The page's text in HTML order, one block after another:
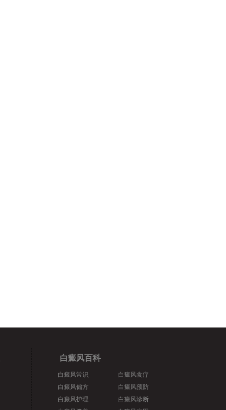
白癜风百科
白癜风常识
白癜风偏方
白癜风护理
白癜风食疗
白癜风预防
白癜风诊断